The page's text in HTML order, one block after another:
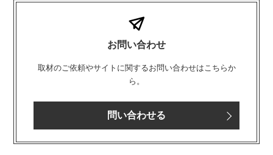
お問い合わせ
取材のご依頼やサイトに関するお問い合わせはこちらか
ら。
問い合わせる